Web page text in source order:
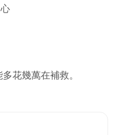
花幾萬在補救。